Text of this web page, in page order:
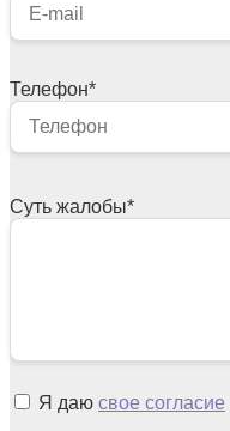
Телефон*
Суть жалобы*
Я даю свое согласие